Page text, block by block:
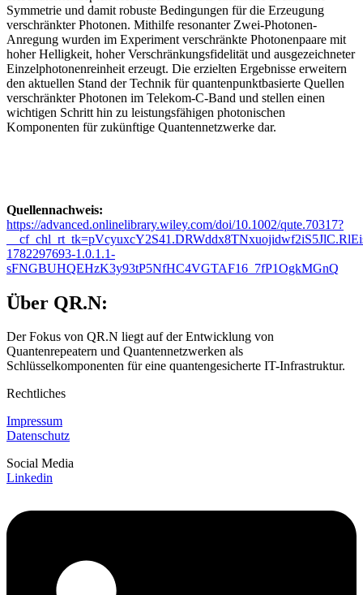
Symmetrie und damit robuste Bedingungen für die Erzeugung
verschränkter Photonen. Mithilfe resonanter Zwei-Photonen-
Anregung wurden im Experiment verschränkte Photonenpaare mit
hoher Helligkeit, hoher Verschränkungsfidelität und ausgezeichneter
Einzelphotonenreinheit erzeugt. Die erzielten Ergebnisse erweitern
den aktuellen Stand der Technik für quantenpunktbasierte Quellen
verschränkter Photonen im Telekom-C-Band und stellen einen
wichtigen Schritt hin zu leistungsfähigen photonischen
Komponenten für zukünftige Quantennetzwerke dar.
Quellennachweis:
https://advanced.onlinelibrary.wiley.com/doi/10.1002/qute.70317?
1782297693-1.0.1.1-
sFNGBUHQEHzK3y93tP5NfHC4VGTAF16_7fP1OgkMGnQ
Über QR.N:
Der Fokus von QR.N liegt auf der Entwicklung von
Quantenrepeatern und Quantennetzwerken als
Schlüsselkomponenten für eine quantengesicherte IT-Infrastruktur.
Rechtliches
Impressum
Datenschutz
Social Media
Linkedin